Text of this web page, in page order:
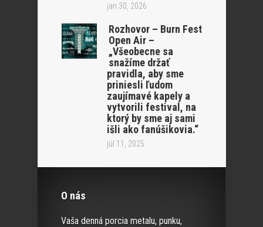
jan 30, 2026
Rozhovor – Burn Fest
Open Air –
„Všeobecne sa
snažíme držať
pravidla, aby sme
priniesli ľudom
zaujímavé kapely a
vytvorili festival, na
ktorý by sme aj sami
išli ako fanúšikovia.“
júl 11, 2025
O nás
Vaša denná porcia metalu, punku,